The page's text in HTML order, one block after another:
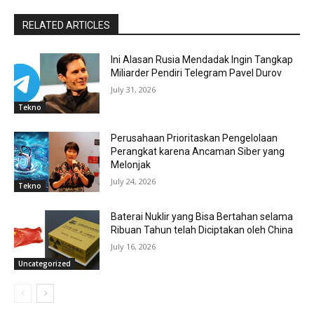
RELATED ARTICLES
Tekno
Ini Alasan Rusia Mendadak Ingin Tangkap
Miliarder Pendiri Telegram Pavel Durov
July 31, 2026
Tekno
Perusahaan Prioritaskan Pengelolaan
Perangkat karena Ancaman Siber yang
Melonjak
July 24, 2026
Uncategorized
Baterai Nuklir yang Bisa Bertahan selama
Ribuan Tahun telah Diciptakan oleh China
July 16, 2026